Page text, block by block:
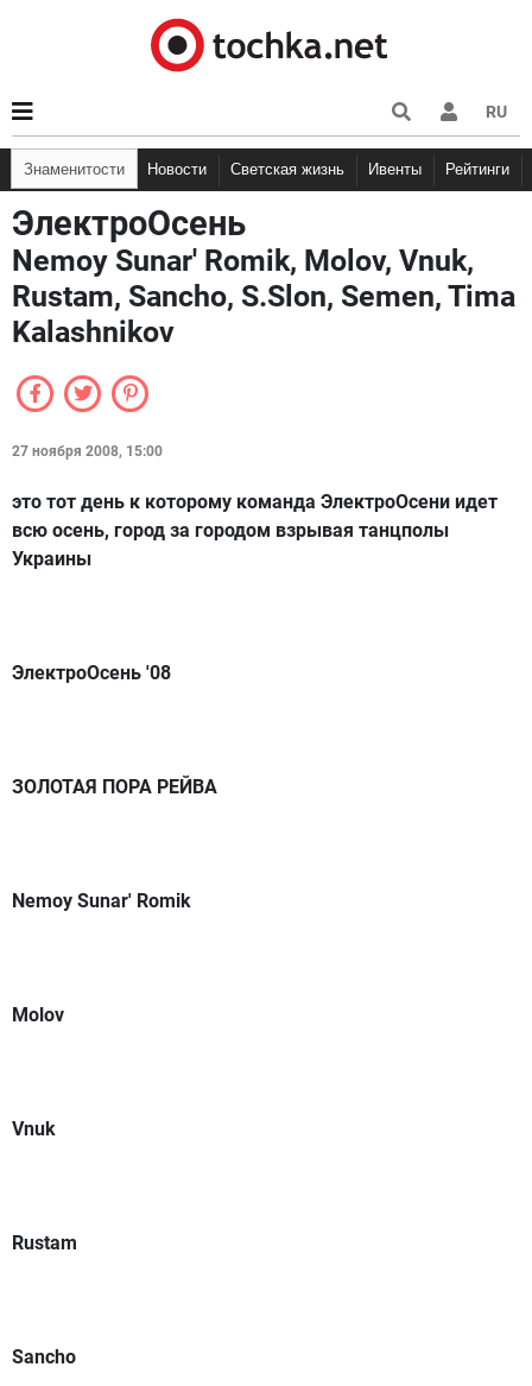
RU
Знаменитости Новости Светская жизнь Ивенты Рейтинги
ЭлектроОсень
Nemoy Sunar' Romik, Molov, Vnuk,
Rustam, Sancho, S.Slon, Semen, Tima
Kalashnikov
27 ноября 2008, 15:00
это тот день к которому команда ЭлектроОсени идет
всю осень, город за городом взрывая танцполы
Украины
ЭлектроОсень '08
ЗОЛОТАЯ ПОРА РЕЙВА
Nemoy Sunar' Romik
Molov
Vnuk
Rustam
Sancho